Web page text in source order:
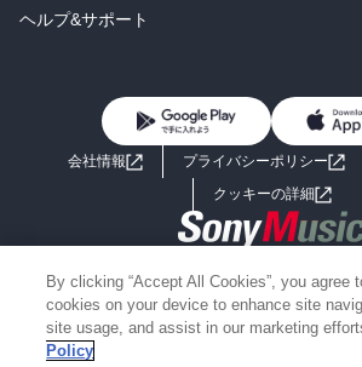
BL・TL
雑誌・グラビア
ラノベ
コミック
ライトノベル 男子向け
小説
海外小説
ミステリー SF
歴史・時代小説
ヘルプ&サポート
よくあるご質問 お問い合
会社情報 プライバシーポリシー
クッキーの詳細
Copyright 2017 - 2026 Sony Music
Information on the site is for the Japan
powered by
By clicking “Accept All Cookies”, you agree
cookies on your device to enhance site
site usage, and assist in our marketing
Policy